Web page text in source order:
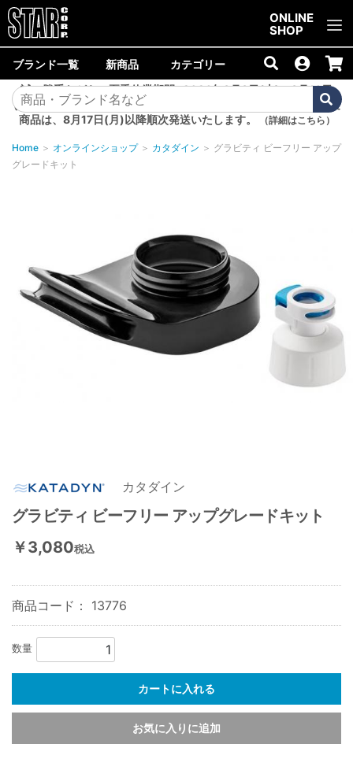
ONLINE
SHOP
ブランド一覧 新商品 カテゴリー
誠に勝手ながら、夏季休業期間<2026年8月8日(土)～8月16日
(日)>中は商品の発送を休止いたします。8月7日(金)以降のご注文
商品は、8月17日(月)以降順次発送いたします。
（詳細はこちら）
Home ＞ オンラインショップ ＞ カタダイン ＞ グラビティ ビーフリー アップ
グレードキット
カタダイン
グラビティ ビーフリー アップグレードキット
￥3,080税込
商品コード： 13776
数量
カートに入れる
お気に入りに追加